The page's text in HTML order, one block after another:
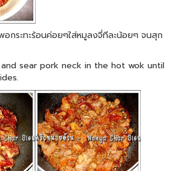
อกระทะร้อนค่อยๆใส่หมูลงจี่ทีละน้อยๆ จนสุก
sear pork neck in the hot wok until